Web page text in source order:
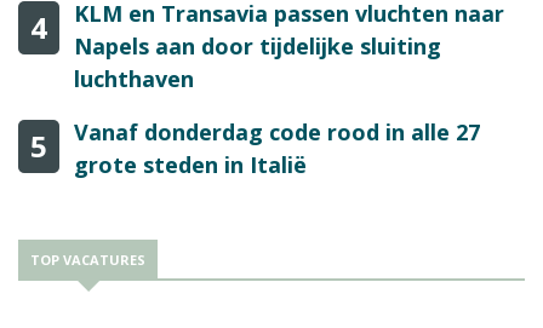
4
KLM en Transavia passen vluchten naar
Napels aan door tijdelijke sluiting
luchthaven
5
Vanaf donderdag code rood in alle 27
grote steden in Italië
TOP VACATURES